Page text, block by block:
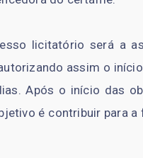
licitatório será a
assim o
Após o início das
é contribuir para